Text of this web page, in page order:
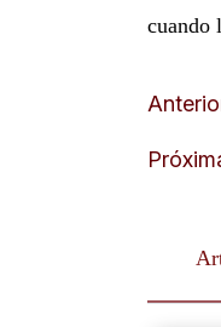
cuando